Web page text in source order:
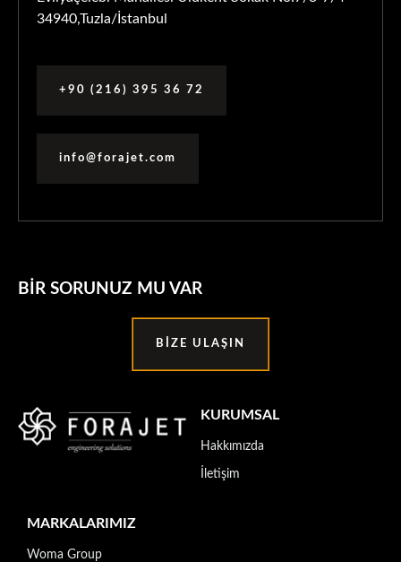
34940,Tuzla/İstanbul
+90 (216) 395 36 72
info@forajet.com
BIR SORUNUZ MU VAR
BIZE ULAŞIN
KURUMSAL
Hakkımızda
İletişim
MARKALARIMIZ
Woma Group